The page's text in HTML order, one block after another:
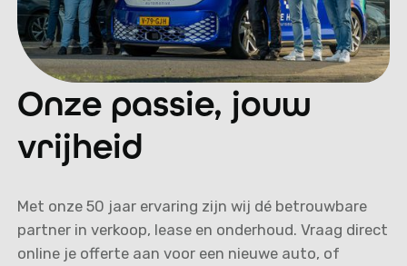
Onze passie, jouw
vrijheid
Met onze 50 jaar ervaring zijn wij dé betrouwbare
partner in verkoop, lease en onderhoud. Vraag direct
online je offerte aan voor een nieuwe auto, of